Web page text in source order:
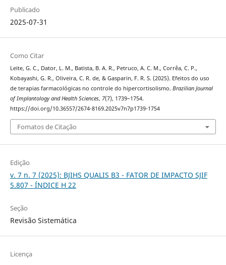
Publicado
2025-07-31
Como Citar
Leite, G. C., Dator, L. M., Batista, B. A. R., Petruco, A. C. M., Corrêa, C. P.,
Kobayashi, G. R., Oliveira, C. R. de, & Gasparin, F. R. S. (2025). Efeitos do uso
de terapias farmacológicas no controle do hipercortisolismo. Brazilian Journal
of Implantology and Health Sciences, 7(7), 1739–1754.
https://doi.org/10.36557/2674-8169.2025v7n7p1739-1754
Fomatos de Citação
Edição
v. 7 n. 7 (2025): BJIHS QUALIS B3 - FATOR DE IMPACTO SJIF
5.807 - ÍNDICE H 22
Seção
Revisão Sistemática
Licença